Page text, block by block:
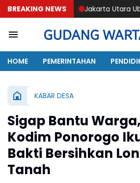
BREAKING NEWS
Jakarta Utara Ubah Sampah
HOME PEMERINTAHAN
KABAR DESA
Sigap Bantu
Kodim Ponorogo
Bakti Bersihkan
Tanah